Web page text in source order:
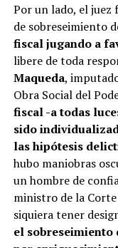
Por un lado, el juez
de sobreseimiento
fiscal jugando a
libere de toda
Maqueda,
Obra Social del
fiscal -a todas
sido
las hipótesis
hubo maniobras
un hombre de
ministro de la
siquiera tener
el sobreseimiento